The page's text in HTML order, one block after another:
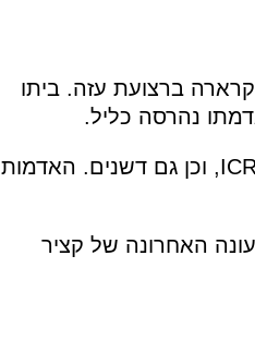
אל-קרארה ברצועת עזה. ביתו
נהרסה כליל.
אלף וארבע מאות חקלאים באזור קיבלו חיטה ואפונה מה-ICRC, וכן גם דשנים. האדמות
האחרונה של קציר